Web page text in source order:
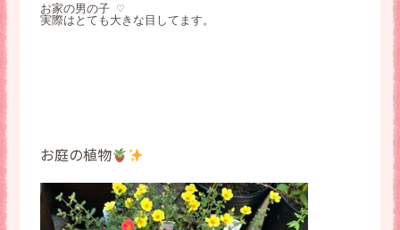
お家の男の子 ♡
実際はとても大きな目してます。
お庭の植物